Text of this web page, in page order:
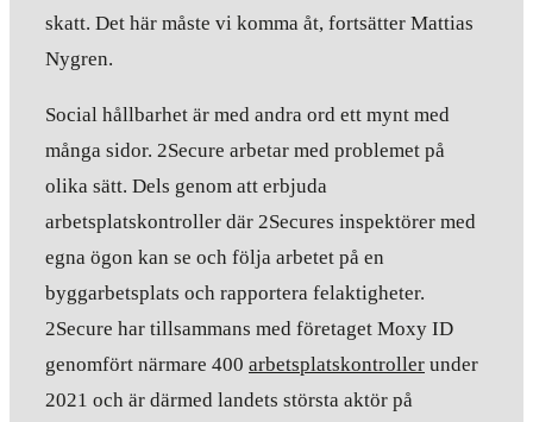
skatt. Det här måste vi komma åt, fortsätter Mattias
Nygren.
Social hållbarhet är med andra ord ett mynt med
många sidor. 2Secure arbetar med problemet på
olika sätt. Dels genom att erbjuda
arbetsplatskontroller där 2Secures inspektörer med
egna ögon kan se och följa arbetet på en
byggarbetsplats och rapportera felaktigheter.
2Secure har tillsammans med företaget Moxy ID
genomfört närmare 400 arbetsplatskontroller under
2021 och är därmed landets största aktör på